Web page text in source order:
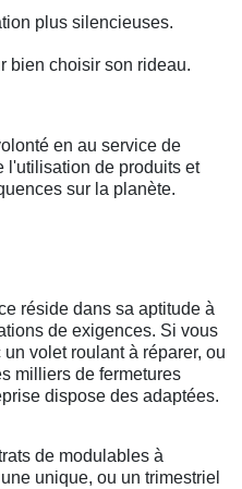
plus silencieuses.
bien choisir son rideau.
en au service de
l'utilisation de produits et
sur la planète.
réside dans sa aptitude à
de exigences. Si vous
volet roulant à réparer, ou
milliers de fermetures
dispose des adaptées.
de modulables à
unique, ou un trimestriel